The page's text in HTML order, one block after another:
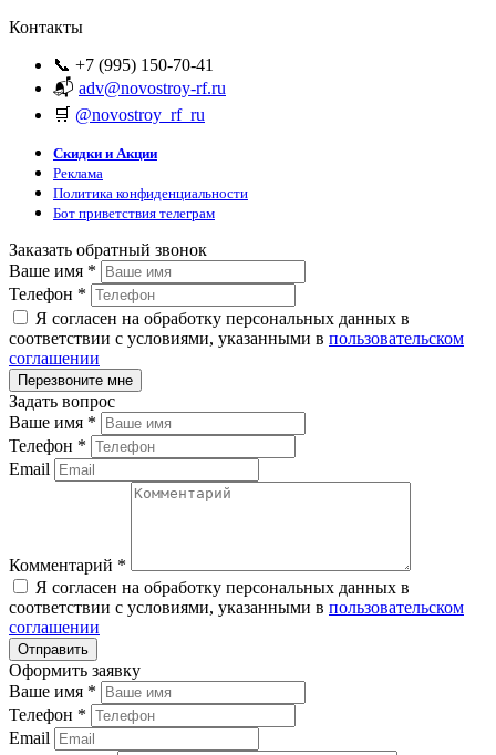
Контакты
📞 +7 (995) 150-70-41
📬 adv@novostroy-rf.ru
🛒 @novostroy_rf_ru
Скидки и Акции
Реклама
Политика конфиденциальности
Бот приветствия телеграм
Заказать обратный звонок
Ваше имя *
Телефон *
Я согласен на обработку персональных данных в
соответствии с условиями, указанными в пользовательском
соглашении
Задать вопрос
Ваше имя *
Телефон *
Email
Комментарий *
Я согласен на обработку персональных данных в
соответствии с условиями, указанными в пользовательском
соглашении
Оформить заявку
Ваше имя *
Телефон *
Email